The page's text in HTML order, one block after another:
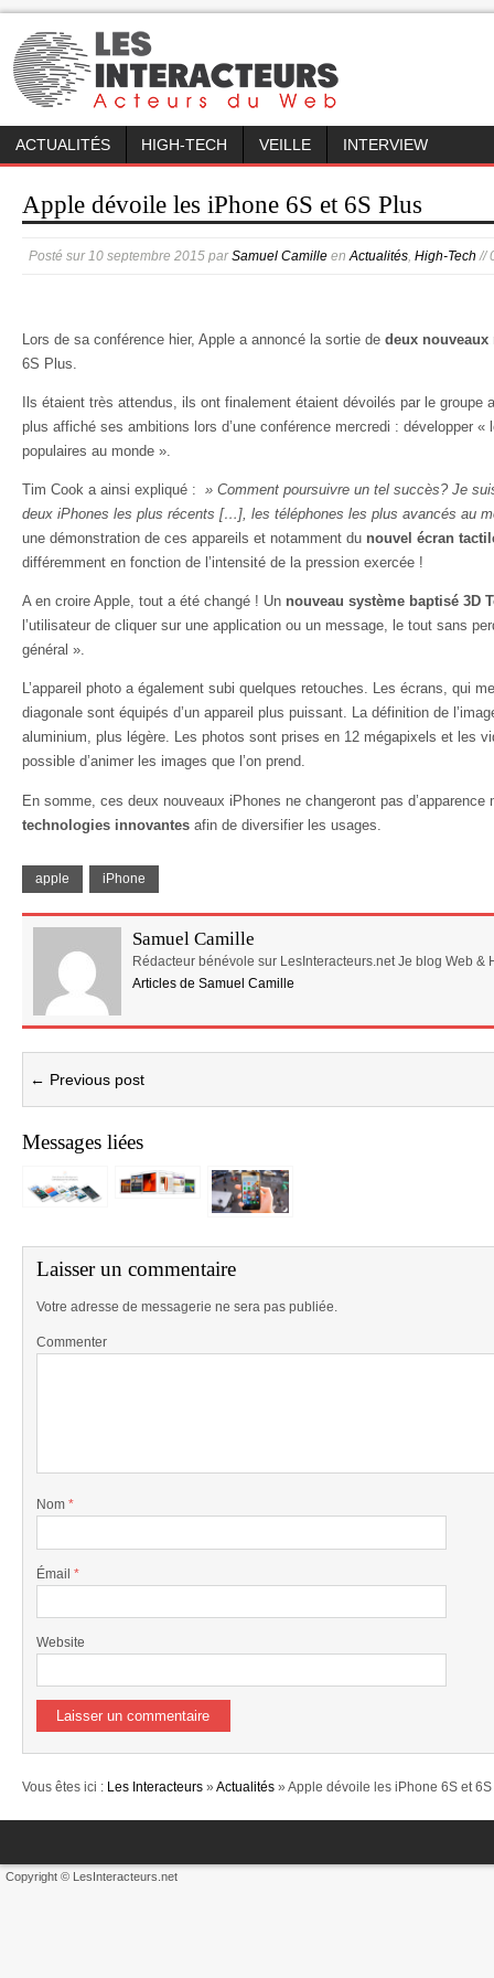
ACTUALITÉS HIGH-TECH VEILLE INTERVIEW
Apple dévoile les iPhone 6S et 6S Plus
Posté sur10 septembre 2015 parSamuel Camille enActualités, High-Tech //
Lors de sa conférence hier, Apple a annoncé la sortie de deux nouveaux
6S Plus.
Ils étaient très attendus, ils ont finalement étaient dévoilés par le groupe
plus affiché ses ambitions lors d’une conférence mercredi : développer
populaires au monde ».
Tim Cook a ainsi expliqué : » Comment poursuivre un tel succès? Je
deux iPhones les plus récents […], les téléphones les plus avancés au
une démonstration de ces appareils et notamment du nouvel écran
différemment en fonction de l’intensité de la pression exercée !
A en croire Apple, tout a été changé ! Un nouveau système baptisé 3D
l’utilisateur de cliquer sur une application ou un message, le tout sans
général ».
L’appareil photo a également subi quelques retouches. Les écrans, qui
diagonale sont équipés d’un appareil plus puissant. La définition de
aluminium, plus légère. Les photos sont prises en 12 mégapixels et les
possible d’animer les images que l’on prend.
En somme, ces deux nouveaux iPhones ne changeront pas d’apparence
technologies innovantes afin de diversifier les usages.
apple iPhone
Samuel Camille
Rédacteur bénévole sur LesInteracteurs.net Je blog Web &
Articles de Samuel Camille
← Previous post
Messages liées
Laisser un commentaire
Votre adresse de messagerie ne sera pas publiée.
Commenter
Nom *
Émail *
Website
Vous êtes ici : Les Interacteurs » Actualités » Apple dévoile les iPhone 6S et
Copyright © LesInteracteurs.net